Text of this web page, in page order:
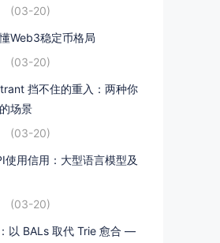
(03-20)
Web3稳定币格局
(03-20)
挡不住的重入：两种你
场景
(03-20)
使用信用：大型语言模型及
(03-20)
以 BALs 取代 Trie 愈合 —